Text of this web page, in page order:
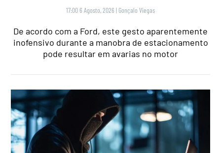
17:00 6 Agosto, 2026 | Gonçalo Viegas
De acordo com a Ford, este gesto aparentemente
inofensivo durante a manobra de estacionamento
pode resultar em avarias no motor